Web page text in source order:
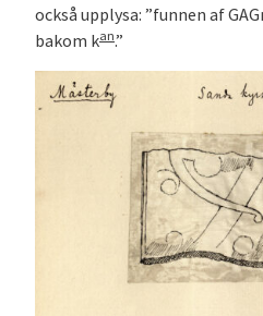
också upplysa: ”funnen af
bakom kan.”